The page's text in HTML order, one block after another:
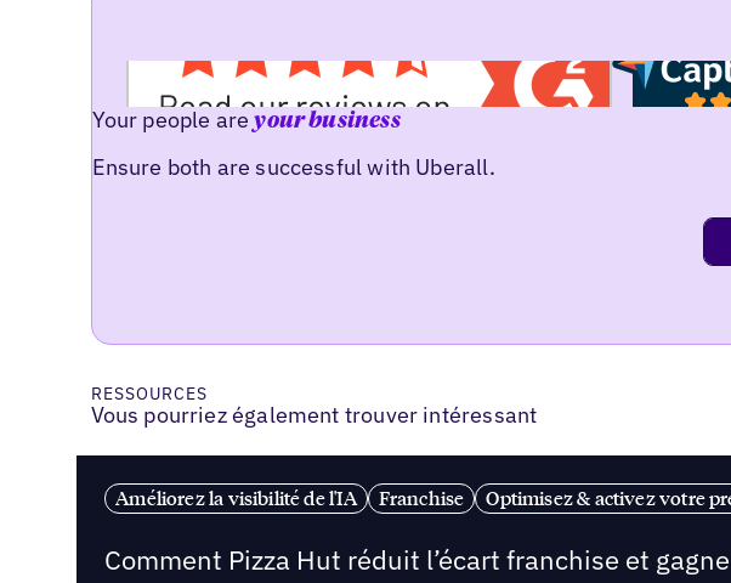
Your people areyour business
Ensure both are successful with Uberall.
RESSOURCES
Vous pourriez également trouver intéressant
Améliorez la visibilité de l'IA Franchise Optimisez & activez votre
Comment Pizza Hut réduit l’écart franchise et